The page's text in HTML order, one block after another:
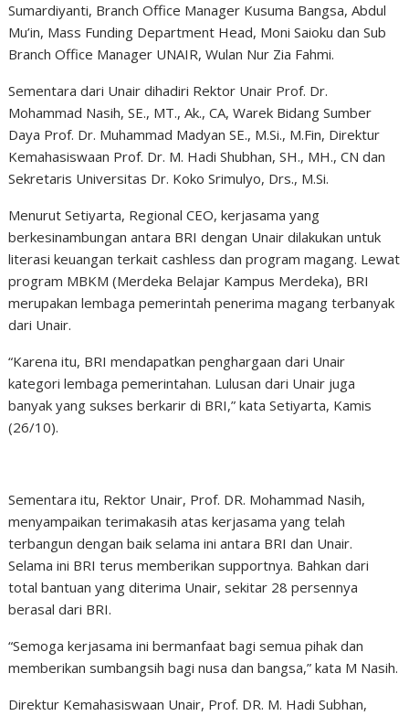
Sumardiyanti, Branch Office Manager Kusuma Bangsa, Abdul
Mu’in, Mass Funding Department Head, Moni Saioku dan Sub
Branch Office Manager UNAIR, Wulan Nur Zia Fahmi.
Sementara dari Unair dihadiri Rektor Unair Prof. Dr.
Mohammad Nasih, SE., MT., Ak., CA, Warek Bidang Sumber
Daya Prof. Dr. Muhammad Madyan SE., M.Si., M.Fin, Direktur
Kemahasiswaan Prof. Dr. M. Hadi Shubhan, SH., MH., CN dan
Sekretaris Universitas Dr. Koko Srimulyo, Drs., M.Si.
Menurut Setiyarta, Regional CEO, kerjasama yang
berkesinambungan antara BRI dengan Unair dilakukan untuk
literasi keuangan terkait cashless dan program magang. Lewat
program MBKM (Merdeka Belajar Kampus Merdeka), BRI
merupakan lembaga pemerintah penerima magang terbanyak
dari Unair.
“Karena itu, BRI mendapatkan penghargaan dari Unair
kategori lembaga pemerintahan. Lulusan dari Unair juga
banyak yang sukses berkarir di BRI,” kata Setiyarta, Kamis
(26/10).
Sementara itu, Rektor Unair, Prof. DR. Mohammad Nasih,
menyampaikan terimakasih atas kerjasama yang telah
terbangun dengan baik selama ini antara BRI dan Unair.
Selama ini BRI terus memberikan supportnya. Bahkan dari
total bantuan yang diterima Unair, sekitar 28 persennya
berasal dari BRI.
“Semoga kerjasama ini bermanfaat bagi semua pihak dan
memberikan sumbangsih bagi nusa dan bangsa,” kata M Nasih.
Direktur Kemahasiswaan Unair, Prof. DR. M. Hadi Subhan,